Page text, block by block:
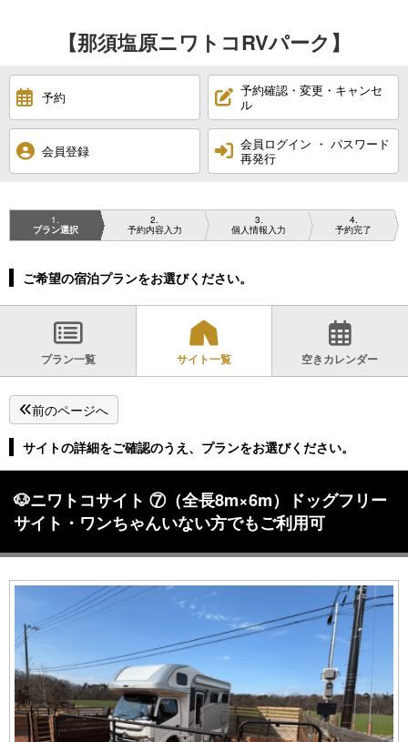
【那須塩原ニワトコRVパーク】
予約
予約確認・変更・キャンセ
ル
会員登録
会員ログイン ・ パスワード
再発行
1
プラン選択
2
予約内容入力
3
個人情報入力
4
予約完了
ご希望の宿泊プランをお選びください。
プラン一覧 サイト一覧 空きカレンダー
前のページへ
サイトの詳細をご確認のうえ、プランをお選びください。
🐶ニワトコサイト ⑦（全長8m×6m）ドッグフリー
サイト・ワンちゃんいない方でもご利用可